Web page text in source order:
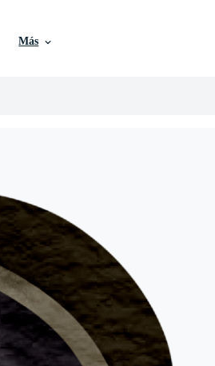
Más